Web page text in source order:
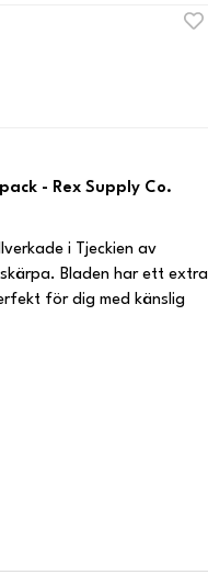
- Rex Supply Co.
i Tjeckien av
Bladen har ett extra
för dig med känslig